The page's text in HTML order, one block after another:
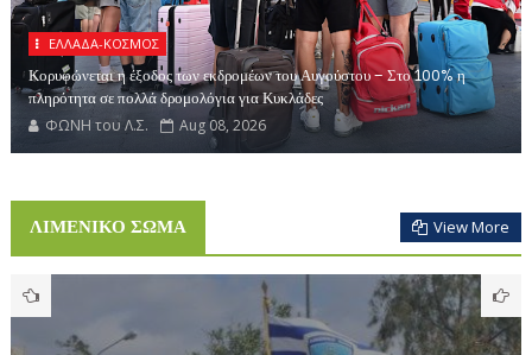
ΕΛΛΑΔΑ-ΚΟΣΜΟΣ
Κορυφώνεται η έξοδος των εκδρομέων του Αυγούστου – Στο 100% η
πληρότητα σε πολλά δρομολόγια για Κυκλάδες
ΦΩΝΗ του Λ.Σ. Aug 08, 2026
ΛΙΜΕΝΙΚΟ ΣΩΜΑ View More